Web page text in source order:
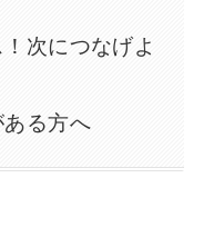
次につなげよ
る方へ